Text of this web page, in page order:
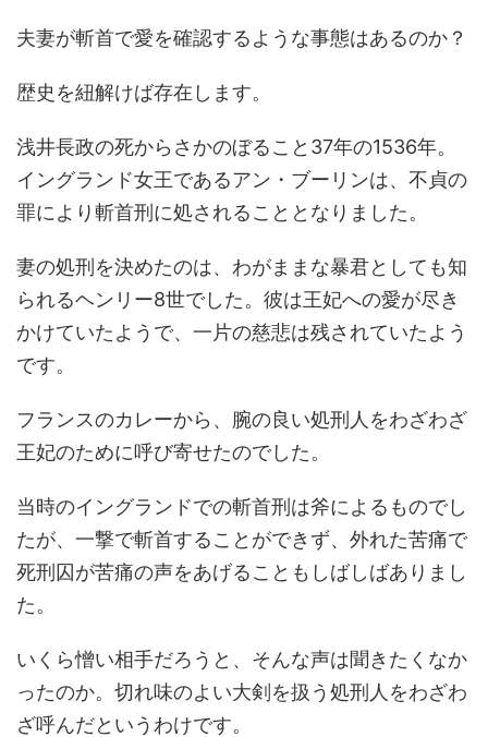
夫妻が斬首で愛を確認するような事態はあるのか？
歴史を紐解けば存在します。
浅井長政の死からさかのぼること37年の1536年。
イングランド女王であるアン・ブーリンは、不貞の
罪により斬首刑に処されることとなりました。
妻の処刑を決めたのは、わがままな暴君としても知
られるヘンリー8世でした。彼は王妃への愛が尽き
かけていたようで、一片の慈悲は残されていたよう
です。
フランスのカレーから、腕の良い処刑人をわざわざ
王妃のために呼び寄せたのでした。
当時のイングランドでの斬首刑は斧によるものでし
たが、一撃で斬首することができず、外れた苦痛で
死刑囚が苦痛の声をあげることもしばしばありまし
た。
いくら憎い相手だろうと、そんな声は聞きたくなか
ったのか。切れ味のよい大剣を扱う処刑人をわざわ
ざ呼んだというわけです。